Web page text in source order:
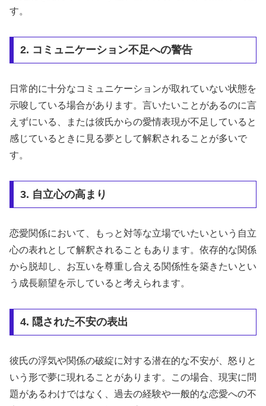
す。
2. コミュニケーション不足への警告
日常的に十分なコミュニケーションが取れていない状態を
示唆している場合があります。言いたいことがあるのに言
えずにいる、または彼氏からの愛情表現が不足していると
感じているときに見る夢として解釈されることが多いで
す。
3. 自立心の高まり
恋愛関係において、もっと対等な立場でいたいという自立
心の表れとして解釈されることもあります。依存的な関係
から脱却し、お互いを尊重し合える関係性を築きたいとい
う成長願望を示していると考えられます。
4. 隠された不安の表出
彼氏の浮気や関係の破綻に対する潜在的な不安が、怒りと
いう形で夢に現れることがあります。この場合、現実に問
題があるわけではなく、過去の経験や一般的な恋愛への不